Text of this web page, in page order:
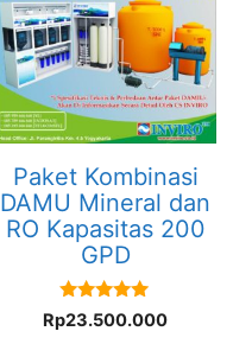
Paket Kombinasi
DAMU Mineral dan
RO Kapasitas 200
GPD
5.00
out of 5
Rp23.500.000